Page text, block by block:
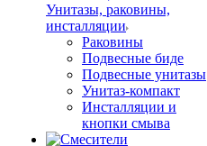
Унитазы, раковины,
инсталляции
Раковины
Подвесные биде
Подвесные унитазы
Унитаз-компакт
Инсталляции и
кнопки смыва